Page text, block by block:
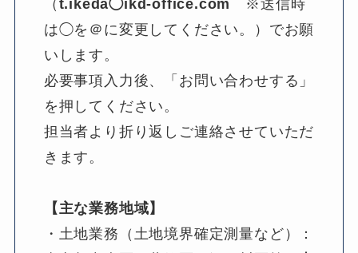
（ t.ikeda◯ikd-office.com
※送信時
は◯を＠に変更してください。）でお願
いします。
必要事項入力後、「お問い合わせする」
を押してください。
担当者より折り返しご連絡させていただ
きます。
【主な業務地域】
・土地業務（土地境界確定測量など）：